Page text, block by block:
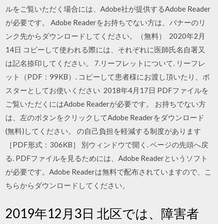
ルをご覧いただく場合には、Adobe社が提供するAdobe Reader
が必要です。 Adobe Readerをお持ちでない方は、バナーのリ
ンク先からダウンロードしてください。（無料） 2020年2月
14日 コピーして使われる際には、それぞれに医師氏名自署又
は記名捺印してください。 7.リーフレットについて. リーフレ
ット（PDF：99KB）. コピーして患者様にお渡し頂いたり、ポ
スターとしてお使いください 2018年4月17日 PDFファイルを
ご覧いただくにはAdobe Readerが必要です。 お持ちでない方
は、左のボタンをクリックしてAdobe Readerをダウンロード
(無料)してください。 の自己負担を軽減する制度があります
［PDF形式：306KB］ 別ウィンドウで開く. ページの先頭へ戻
る. PDFファイルを見るためには、Adobe Readerというソフト
が必要です。Adobe Readerは無料で配布されていますので、こ
ちらからダウンロードしてください。
2019年12月3日 北区では、障害者